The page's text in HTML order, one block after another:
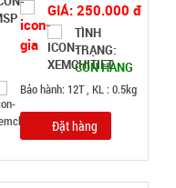
kính xịn
004007
đ
GIÁ: 250.000 đ
TÌNH
TRẠNG:
CÒN HÀNG
Bảo hành: 12T , KL : 0.5kg
Đặt hàng